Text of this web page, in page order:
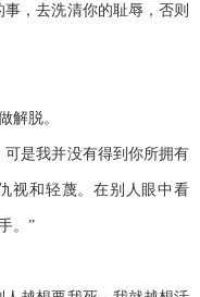
，去洗清你的耻辱，否则
脱。
是我并没有得到你所拥有
视和轻蔑。在别人眼中看
。”